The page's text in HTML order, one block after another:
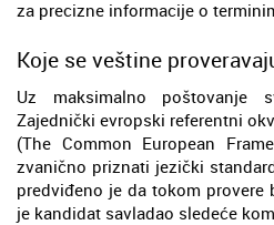
za precizne informacije o
Koje se veštine
Uz maksimalno poštovanje
Zajednički evropski referentni
(The Common European
zvanično priznati jezički
predviđeno je da tokom
je kandidat savladao sledeće